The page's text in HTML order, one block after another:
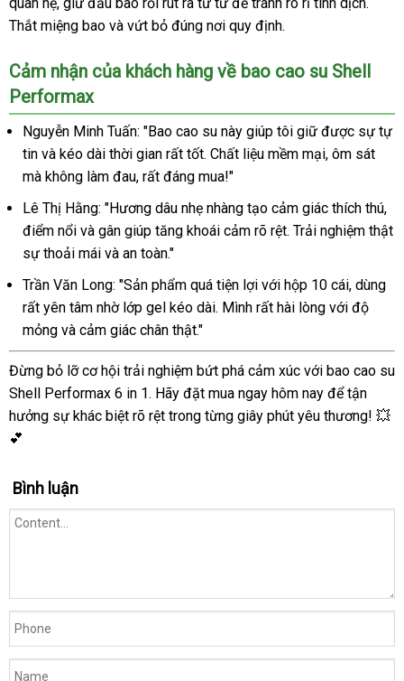
Thắt miệng bao và vứt bỏ đúng nơi quy định.
Cảm nhận của khách hàng về bao cao su Shell
Performax
Nguyễn Minh Tuấn: "Bao cao su này giúp tôi giữ được sự tự
tin và kéo dài thời gian rất tốt. Chất liệu mềm mại, ôm sát
mà không làm đau, rất đáng mua!"
Lê Thị Hằng: "Hương dâu nhẹ nhàng tạo cảm giác thích thú,
điểm nổi và gân giúp tăng khoái cảm rõ rệt. Trải nghiệm thật
sự thoải mái và an toàn."
Trần Văn Long: "Sản phẩm quá tiện lợi với hộp 10 cái, dùng
rất yên tâm nhờ lớp gel kéo dài. Mình rất hài lòng với độ
mỏng và cảm giác chân thật."
Đừng bỏ lỡ cơ hội trải nghiệm bứt phá cảm xúc với bao cao su
Shell Performax 6 in 1. Hãy đặt mua ngay hôm nay để tận
hưởng sự khác biệt rõ rệt trong từng giây phút yêu thương! 💥
💕
Bình luận